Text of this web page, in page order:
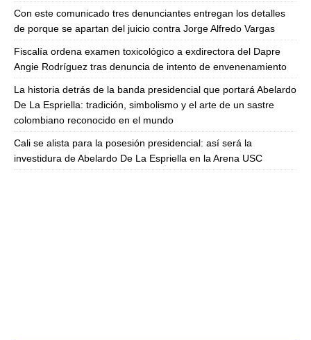
Con este comunicado tres denunciantes entregan los detalles
de porque se apartan del juicio contra Jorge Alfredo Vargas
Fiscalía ordena examen toxicológico a exdirectora del Dapre
Angie Rodríguez tras denuncia de intento de envenenamiento
La historia detrás de la banda presidencial que portará Abelardo
De La Espriella: tradición, simbolismo y el arte de un sastre
colombiano reconocido en el mundo
Cali se alista para la posesión presidencial: así será la
investidura de Abelardo De La Espriella en la Arena USC